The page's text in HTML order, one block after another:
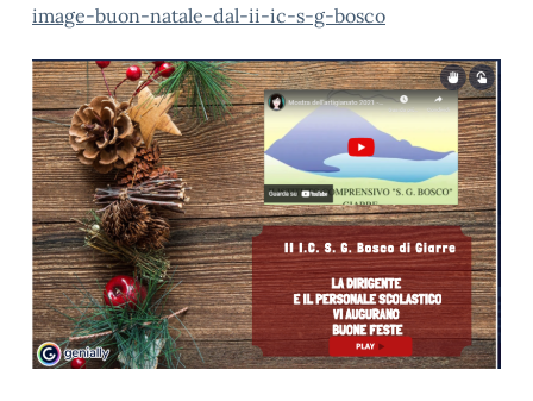
image-buon-natale-dal-ii-ic-s-g-bosco